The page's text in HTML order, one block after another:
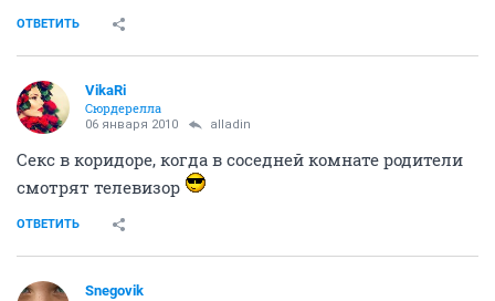
ОТВЕТИТЬ
VikaRi
Сюрдерелла
06 января 2010 alladin
Секс в коридоре, когда в соседней комнате родители
смотрят телевизор
ОТВЕТИТЬ
Snegovik